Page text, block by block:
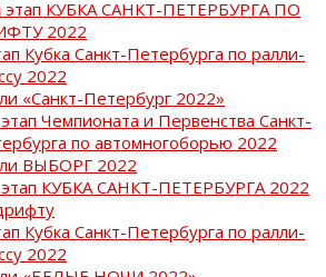
этап КУБКА САНКТ-ПЕТЕРБУРГА ПО
2022
Кубка Санкт-Петербурга по ралли-
2022
«Санкт-Петербург 2022»
Чемпионата и Первенства Санкт-
по автомногоборью 2022
ВЫБОРГ 2022
КУБКА САНКТ-ПЕТЕРБУРГА 2022
Кубка Санкт-Петербурга по ралли-
2022